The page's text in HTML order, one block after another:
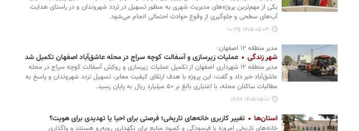
یکی از مهم‌ترین پروژه‌های مدیریت شهری به منظور تسهیل در تردد شهروندان و در راستای هدایت
آب‌های سطحی و جلوگیری از وقوع حوادث احتمالی انجام می‌شود.
۱۴۰۵-۰۵-۰۳ ۱۰:۳۵
مدیر منطقه ۱۲ اصفهان:
شهر زندگی عملیات زیرسازی و آسفالت کوچه سراج در محله عاشق‌آباد اصفهان تکمیل شد
مدیر منطقه ۱۲ شهرداری اصفهان از تکمیل عملیات زیرسازی و روکش آسفالت کوچه سراج در محله
عاشق‌آباد خبر داد و گفت: این پروژه با هدف ارتقای کیفیت معابر، تسهیل تردد شهروندان و پاسخ به
مطالبات ساکنان محله، با اعتباری بالغ بر ۵۰ میلیارد ریال به پایان رسید.
۱۴۰۵-۰۵-۰۱ ۱۶:۲۸
استان‌ها تغییر کاربری خانه‌های تاریخی؛ فرصتی برای احیا یا تهدیدی برای هویت؟
خانه‌های تاریخی امروزه با فرسودگی و کمبود منابع برای نگهداری روبه‌رو هستند و واگذاری